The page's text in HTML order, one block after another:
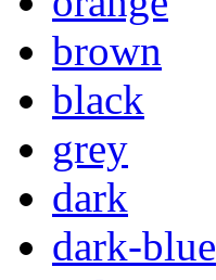
brown
black
grey
dark
dark-blue